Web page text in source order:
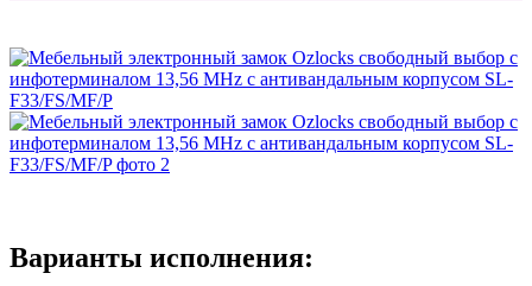
Варианты исполнения: